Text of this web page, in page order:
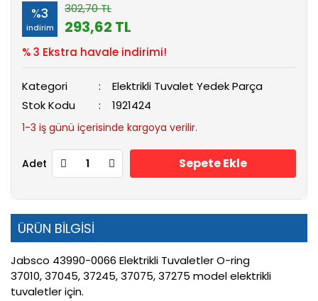
%3
indirim
302,70 TL
293,62 TL
% 3 Ekstra havale indirimi!
Kategori
Elektrikli Tuvalet Yedek Parça
Stok Kodu
1921424
1-3 iş günü içerisinde kargoya verilir.
Adet Sepete Ekle
ÜRÜN BİLGİSİ
Jabsco 43990-0066 Elektrikli Tuvaletler O-ring
37010, 37045, 37245, 37075, 37275 model elektrikli
tuvaletler için.